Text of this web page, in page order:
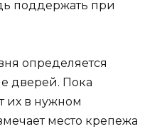
поддержать при
определяется
дверей. Пока
их в нужном
место крепежа